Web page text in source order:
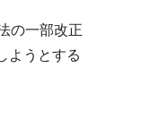
の一部改正
ようとする